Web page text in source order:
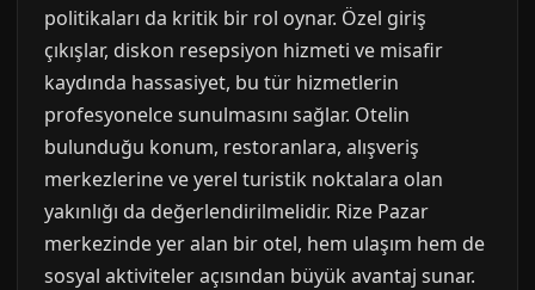
politikaları da kritik bir rol oynar. Özel giriş
çıkışlar, diskon resepsiyon hizmeti ve misafir
kaydında hassasiyet, bu tür hizmetlerin
profesyonelce sunulmasını sağlar. Otelin
bulunduğu konum, restoranlara, alışveriş
merkezlerine ve yerel turistik noktalara olan
yakınlığı da değerlendirilmelidir. Rize Pazar
merkezinde yer alan bir otel, hem ulaşım hem de
sosyal aktiviteler açısından büyük avantaj sunar.